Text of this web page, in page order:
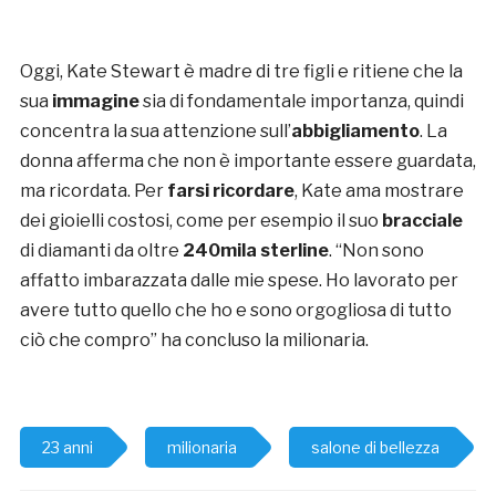
Oggi, Kate Stewart è madre di tre figli e ritiene che la
sua immaginesia di fondamentale importanza, quindi
concentra la sua attenzione sull’abbigliamento. La
donna afferma che non è importante essere guardata,
ma ricordata. Per farsi ricordare, Kate ama mostrare
dei gioielli costosi, come per esempio il suo bracciale
di diamanti da oltre 240mila sterline. “Non sono
affatto imbarazzata dalle mie spese. Ho lavorato per
avere tutto quello che ho e sono orgogliosa di tutto
ciò che compro” ha concluso la milionaria.
23 anni milionaria salone di bellezza